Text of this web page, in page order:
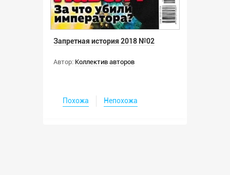
Запретная история 2018 №02
Автор: Коллектив авторов
Похожа Непохожа